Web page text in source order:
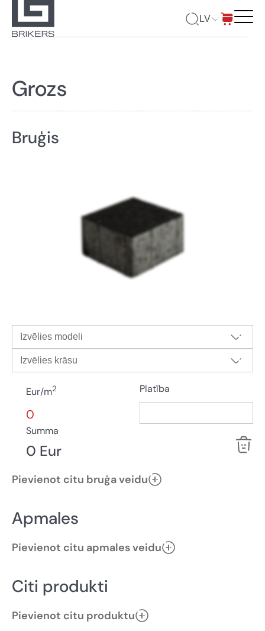
LV
Grozs
Bruģis
Izvēlies modeli
Izvēlies krāsu
Eur/m2
0
Platība
Summa
0 Eur
Pievienot citu bruģa veidu
Apmales
Pievienot citu apmales veidu
Citi produkti
Pievienot citu produktu